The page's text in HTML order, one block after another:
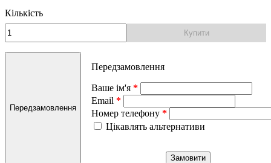
Кількість
Купити
Передзамовлення
Передзамовлення
Ваше ім'я
Email
Номер телефону
Цікавлять альтернативи
Замовити